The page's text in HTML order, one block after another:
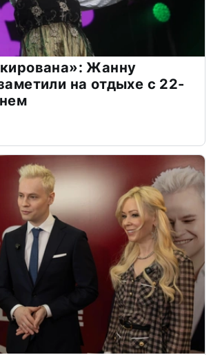
Жанну
на отдыхе с 22-